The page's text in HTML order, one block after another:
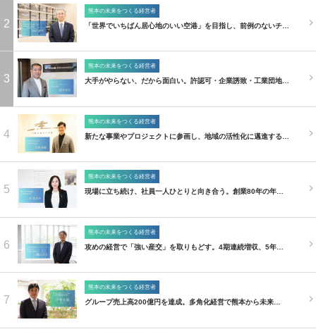
2
熊本の未来をつくる経営者
「世界でいちばん居心地のいい空港」を目指し、前例のないチ…
3
熊本の未来をつくる経営者
大手がやらない、だから面白い。許認可・企業誘致・工業団地…
4
熊本の未来をつくる経営者
新たな事業やプロジェクトに参画し、地域の活性化に邁進する…
5
熊本の未来をつくる経営者
現場に立ち続け、社員一人ひとりと向き合う。創業80年の年…
6
熊本の未来をつくる経営者
攻めの経営で「強い産交」を取りもどす。4期連続増収、5年…
7
熊本の未来をつくる経営者
グループ売上高200億円を達成。多角化経営で熊本から未来…